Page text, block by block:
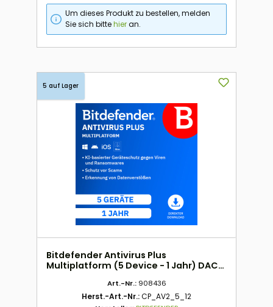
Um dieses Produkt zu bestellen, melden
Sie sich bittehieran.
5 auf Lager
Bitdefender Antivirus Plus
Multiplatform (5 Device - 1 Jahr) DACH
Art.-Nr.: 908436
Herst.-Art.-Nr.:CP_AV2_5_12